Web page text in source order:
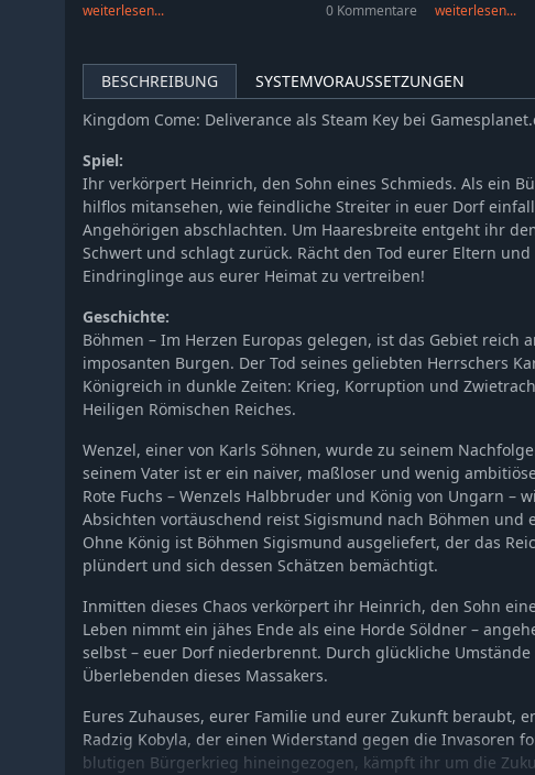
weiterlesen...
0 Kommentare
weiterlesen...
BESCHREIBUNG
SYSTEMVORAUSSETZUNGEN
Kingdom Come: Deliverance als Steam Key bei
Spiel:
Ihr verkörpert Heinrich, den Sohn eines Schmieds. Als ein
hilflos mitansehen, wie feindliche Streiter in euer Dorf
Angehörigen abschlachten. Um Haaresbreite entgeht ihr
Schwert und schlagt zurück. Rächt den Tod eurer Eltern
Eindringlinge aus eurer Heimat zu vertreiben!
Geschichte:
Böhmen – Im Herzen Europas gelegen, ist das Gebiet reich
imposanten Burgen. Der Tod seines geliebten Herrschers
Königreich in dunkle Zeiten: Krieg, Korruption und
Heiligen Römischen Reiches.
Wenzel, einer von Karls Söhnen, wurde zu seinem
seinem Vater ist er ein naiver, maßloser und wenig
Rote Fuchs – Wenzels Halbbruder und König von Ungarn –
Absichten vortäuschend reist Sigismund nach Böhmen und
Ohne König ist Böhmen Sigismund ausgeliefert, der das
plündert und sich dessen Schätzen bemächtigt.
Inmitten dieses Chaos verkörpert ihr Heinrich, den Sohn
Leben nimmt ein jähes Ende als eine Horde Söldner –
selbst – euer Dorf niederbrennt. Durch glückliche
Überlebenden dieses Massakers.
Eures Zuhauses, eurer Familie und eurer Zukunft beraubt,
Radzig Kobyla, der einen Widerstand gegen die Invasoren
blutigen Bürgerkrieg hineingezogen, kämpft ihr um die